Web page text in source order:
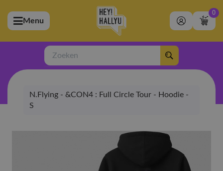
(Artiesten)
(Merchandise)
(Exclusive)
(Winkel)
Menu
0
Zoeken
N.Flying - &CON4 : Full Circle Tour - Hoodie -
S